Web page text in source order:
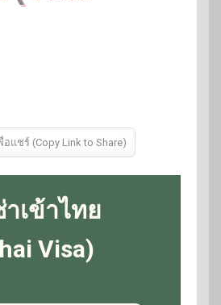
แชร์ (Copy Link to Share)
เข้าไทย
Visa)